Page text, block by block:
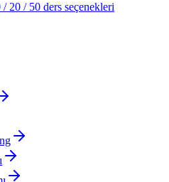
/ 20 / 50 ders seçenekleri